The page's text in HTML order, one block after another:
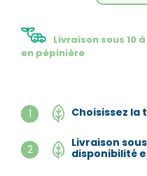
Livraison sous 10
en pépinière
1 Choisissez
2
Livraison
disponibilité